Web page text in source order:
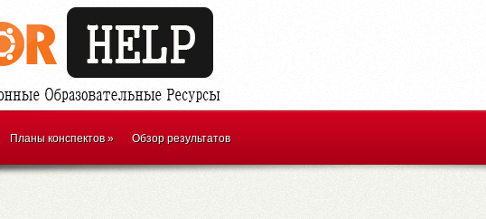
Планы конспектов» Обзор результатов